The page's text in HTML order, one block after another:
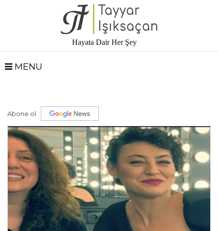
Hayata Dair Her Şey
MENU
Abone ol